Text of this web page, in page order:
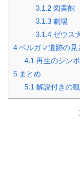
3.1.2図書館
3.1.3劇場
3.1.4ゼウス
4 ベルガマ遺跡の見
4.1 再生のシン
5 まとめ
5.1 解説付きの